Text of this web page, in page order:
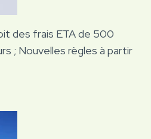
des frais ETA de 500
; Nouvelles règles à partir